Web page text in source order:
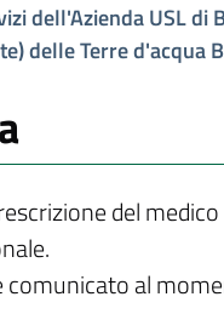
dell'Azienda USL di
delle Terre d'acqua
del
al